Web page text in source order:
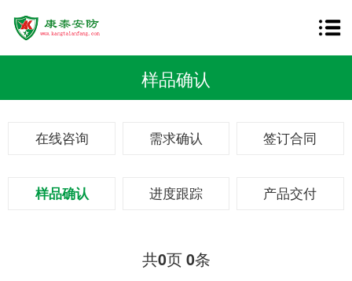
样品确认
在线咨询 需求确认 签订合同
样品确认 进度跟踪 产品交付
共0页0条